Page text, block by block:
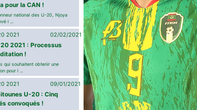
pour la CAN !
national des U-20, Njoya
l ...
2021 02/02/2021
2021 : Processus
!
qui souhaitent obtenir une
pour l ...
2021 09/01/2021
U-20 : Cinq
convoqués !